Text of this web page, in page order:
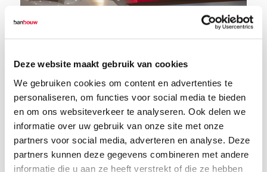
Deze website maakt gebruik van cookies
We gebruiken cookies om content en advertenties te
personaliseren, om functies voor social media te bieden
en om ons websiteverkeer te analyseren. Ook delen we
informatie over uw gebruik van onze site met onze
partners voor social media, adverteren en analyse. Deze
partners kunnen deze gegevens combineren met andere
informatie die u aan ze heeft verstrekt of die ze hebben
25 april 2019